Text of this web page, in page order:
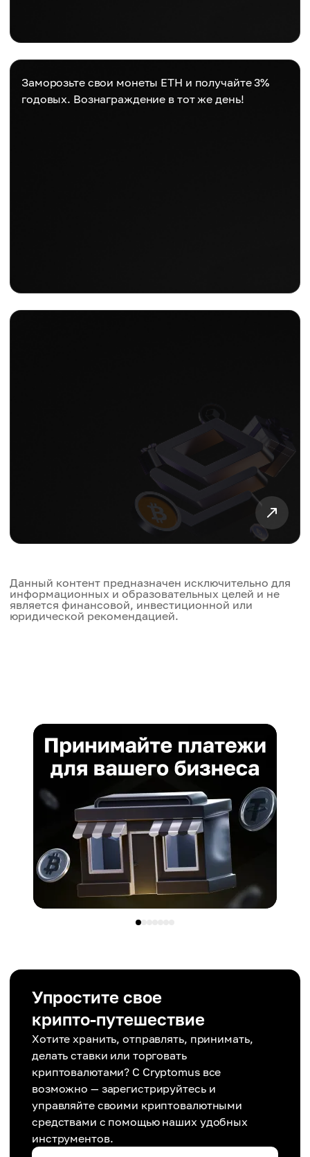
Заморозьте свои монеты ETH и получайте 3%
годовых. Вознаграждение в тот же день!
Данный контент предназначен исключительно для
информационных и образовательных целей и не
является финансовой, инвестиционной или
юридической рекомендацией.
Упростите свое
крипто-путешествие
Хотите хранить, отправлять, принимать,
делать ставки или торговать
криптовалютами? С Cryptomus все
возможно — зарегистрируйтесь и
управляйте своими криптовалютными
средствами с помощью наших удобных
инструментов.